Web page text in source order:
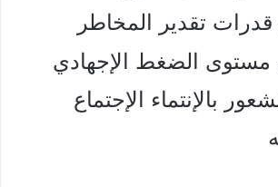
تقدير المخاطر
الضغط الإجهادي
بالإنتماء الإجتماع